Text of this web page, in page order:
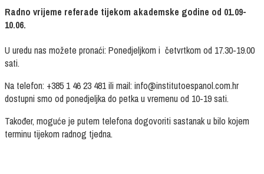
Radno vrijeme referade tijekom akademske godine od 01.09-
10.06.
U uredu nas možete pronaći: Ponedjeljkom i četvrtkom od 17.30-19.00
sati.
Na telefon: +385 1 46 23 481 ili mail: info@institutoespanol.com.hr
dostupni smo od ponedjeljka do petka u vremenu od 10-19 sati.
Također, moguće je putem telefona dogovoriti sastanak u bilo kojem
terminu tijekom radnog tjedna.